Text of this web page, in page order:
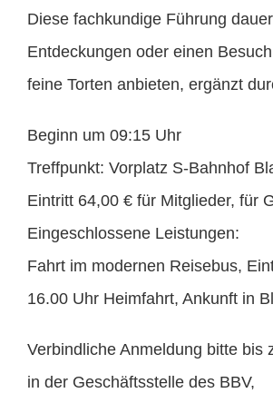
Diese fachkundige Führung
Entdeckungen oder einen
feine Torten anbieten, ergänzt
Beginn um 09:15 Uhr
Treffpunkt: Vorplatz S-Bahnhof
Eintritt 64,00 € für Mitglieder, für
Eingeschlossene Leistungen:
Fahrt im modernen Reisebus,
16.00 Uhr Heimfahrt, Ankunft in
Verbindliche Anmeldung bitte bis
in der Geschäftsstelle des BBV,